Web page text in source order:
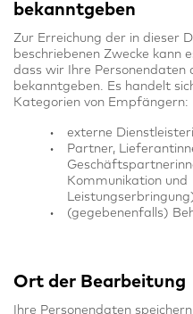
bekanntgeben
Zur Erreichung der in dieser
beschriebenen Zwecke kann
dass wir Ihre Personendaten
bekanntgeben. Es handelt
Kategorien von Empfängern:
externe
Partner,
Kommunikation und
(gegebenenfalls)
Ort der Bearbeitung
Ihre Personendaten